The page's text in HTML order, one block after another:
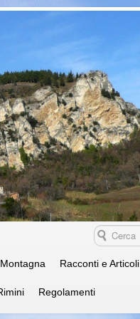
Racconti e Articoli
Regolamenti